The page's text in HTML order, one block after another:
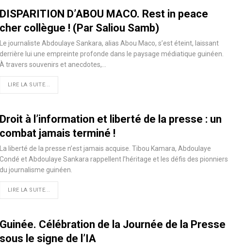
DISPARITION D’ABOU MACO. Rest in peace
cher collègue ! (Par Saliou Samb)
Le journaliste Abdoulaye Sankara, alias Abou Maco, s’est éteint, laissant
derrière lui une empreinte profonde dans le paysage médiatique guinéen.
À travers souvenirs et anecdotes,…
LIRE LA SUITE...
Droit à l’information et liberté de la presse : un
combat jamais terminé !
La liberté de la presse n’est jamais acquise. Tibou Kamara, Abdoulaye
Condé et Abdoulaye Sankara rappellent l’héritage et les défis des pionniers
du journalisme guinéen.
LIRE LA SUITE...
Guinée. Célébration de la Journée de la Presse
sous le signe de l’IA